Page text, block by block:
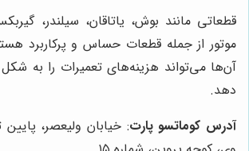
قطعاتی مانند بوش، یاتاقان، سیلندر،
موتور از جمله قطعات حساس و پرکاربرد
آن‌ها می‌تواند هزینه‌های تعمیرات را به
دهد.
آدرس کوماتسو پارت: خيابان وليعصر، پايين